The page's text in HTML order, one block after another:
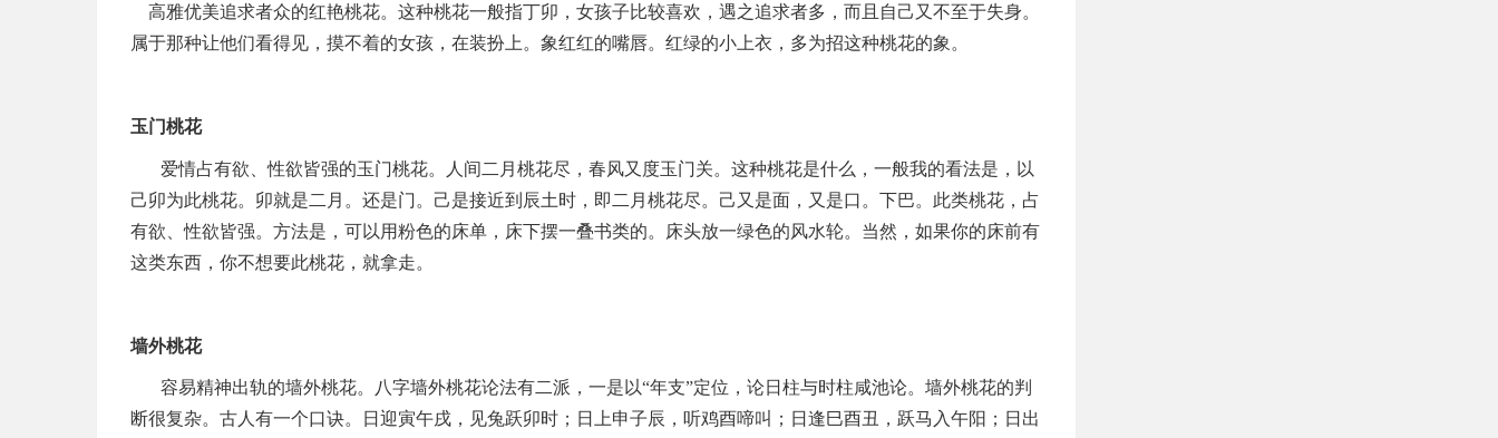
高雅优美追求者众的红艳桃花。这种桃花一般指丁卯，女孩子比较喜欢，遇之追求者多，而且自己又不至于失身。
属于那种让他们看得见，摸不着的女孩，在装扮上。象红红的嘴唇。红绿的小上衣，多为招这种桃花的象。
玉门桃花
爱情占有欲、性欲皆强的玉门桃花。人间二月桃花尽，春风又度玉门关。这种桃花是什么，一般我的看法是，以
己卯为此桃花。卯就是二月。还是门。己是接近到辰土时，即二月桃花尽。己又是面，又是口。下巴。此类桃花，占
有欲、性欲皆强。方法是，可以用粉色的床单，床下摆一叠书类的。床头放一绿色的风水轮。当然，如果你的床前有
这类东西，你不想要此桃花，就拿走。
墙外桃花
容易精神出轨的墙外桃花。八字墙外桃花论法有二派，一是以“年支”定位，论日柱与时柱咸池论。墙外桃花的判
断很复杂。古人有一个口诀。日迎寅午戌，见兔跃卯时；日上申子辰，听鸡酉啼叫；日逢巳酉丑，跃马入午阳；日出